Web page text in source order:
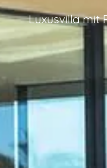
Luxusvilla mit